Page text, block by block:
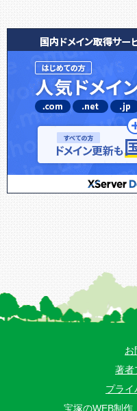
イ
お
著者
プライ
宝塚のWEB制作